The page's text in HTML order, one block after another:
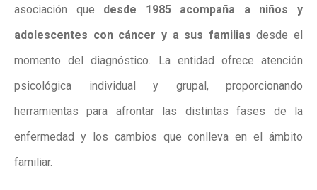
asociación que desde 1985 acompaña a niños y
adolescentes con cáncer y a sus familias desde el
momento del diagnóstico. La entidad ofrece atención
psicológica individual y grupal, proporcionando
herramientas para afrontar las distintas fases de la
enfermedad y los cambios que conlleva en el ámbito
familiar.